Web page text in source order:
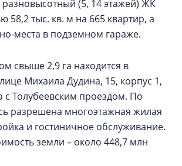
(5, 14 этажей) ЖК
тыс. кв. м на 665 квартир, а
места в подземном гараже.
свыше 2,9 га находится в
Михаила Дудина, 15, корпус 1,
с Толубеевским проездом. По
разрешена многоэтажная жилая
и гостиничное обслуживание.
земли – около 448,7 млн